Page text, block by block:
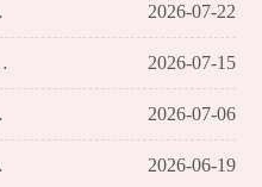
2026-07-22
2026-07-15
2026-07-06
2026-06-19